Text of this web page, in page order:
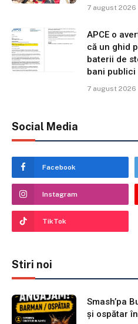
7 august 2026
APCE o
că un ghid
baterii de
bani publici
7 august 2026
Social Media
Facebook
Instagram
TikTok
Stiri noi
Smash’pa
și ospătar